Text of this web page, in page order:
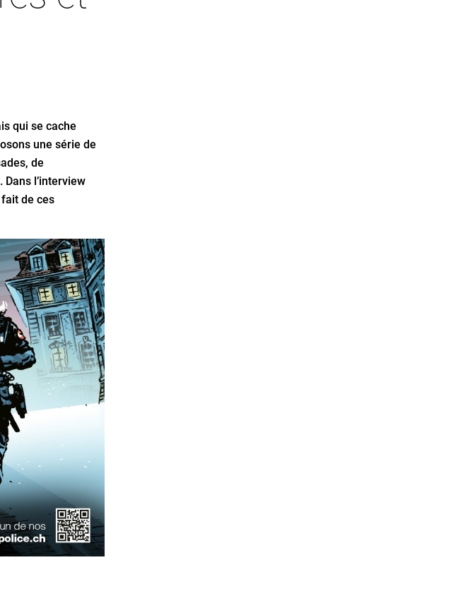
qui se cache
une série de
de
l’interview
de ces